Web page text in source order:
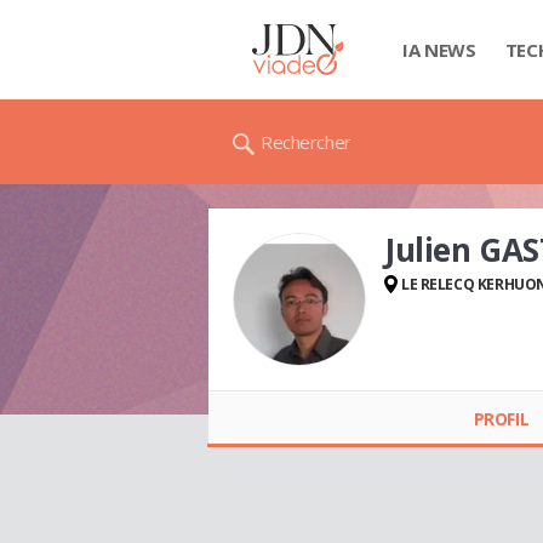
IA NEWS
Rechercher
Julien
LE RELECQ
PROFIL